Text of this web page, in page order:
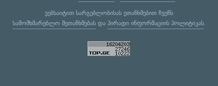
ვებსაიტით სარგებლობისას ეთანხმებით ჩვენს
სამომხმარებლო შეთანხმებასდა პირადი ინფორმაციის პოლიტიკას.